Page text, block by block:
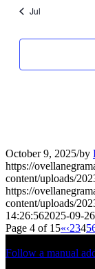
Jul
October 9, 2025/by
https://
content/uploads/
https://
content/uploads/
14:26:562025-09-
Page 4 of 15«‹2345
Follow a manual